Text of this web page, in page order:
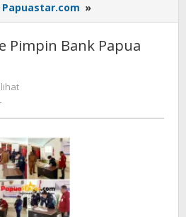
Papuastar.com »
Apilus
Pimpin
Pimpin Bank Papua